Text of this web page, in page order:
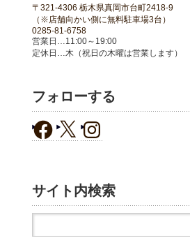
〒321-4306 栃木県真岡市台町2418-9
（※店舗向かい側に無料駐車場3台）
0285-81-6758
営業日…11:00～19:00
定休日…木（祝日の木曜は営業します）
フォローする
サイト内検索